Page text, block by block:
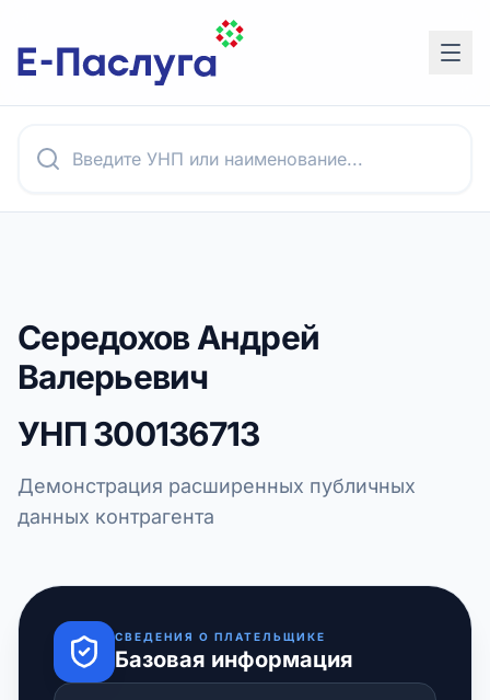
Середохов Андрей
Валерьевич
УНП300136713
Демонстрация расширенных публичных
данных контрагента
СВЕДЕНИЯ О ПЛАТЕЛЬЩИКЕ
Базовая информация